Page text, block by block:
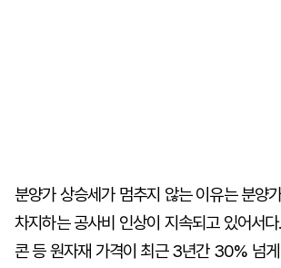
분양가 상승세가 멈추지 않는 이유는 분양
차지하는 공사비 인상이 지속되고 있어서다.
콘 등 원자재 가격이 최근 3년간 30% 넘게